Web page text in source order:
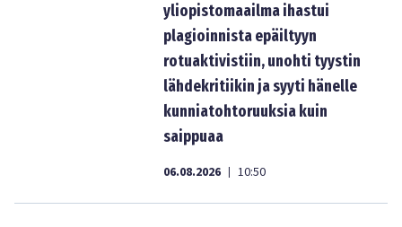
yliopistomaailma ihastui
plagioinnista epäiltyyn
rotuaktivistiin, unohti tyystin
lähdekritiikin ja syyti hänelle
kunniatohtoruuksia kuin
saippuaa
06.08.2026 | 10:50